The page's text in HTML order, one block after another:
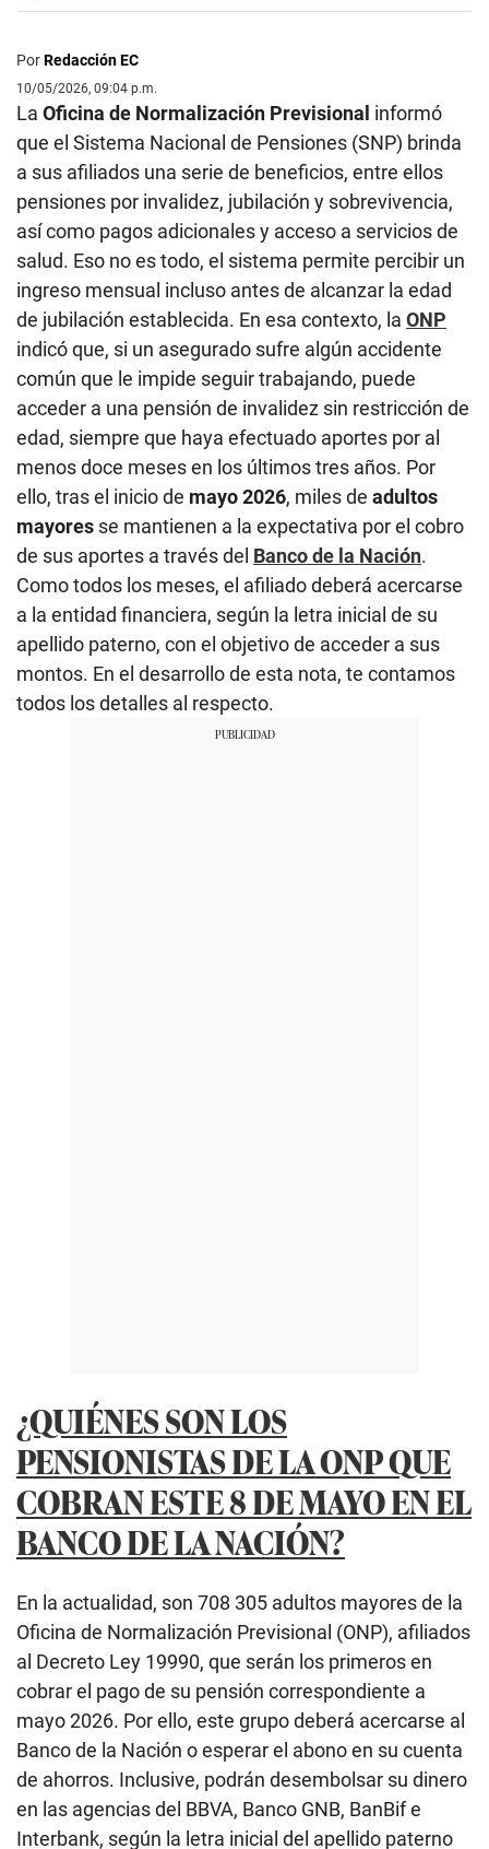
PorRedacción EC
10/05/2026, 09:04 p.m.
La Oficina de Normalización Previsional informó
que el Sistema Nacional de Pensiones (SNP) brinda
a sus afiliados una serie de beneficios, entre ellos
pensiones por invalidez, jubilación y sobrevivencia,
así como pagos adicionales y acceso a servicios de
salud. Eso no es todo, el sistema permite percibir un
ingreso mensual incluso antes de alcanzar la edad
de jubilación establecida. En esa contexto, la ONP
indicó que, si un asegurado sufre algún accidente
común que le impide seguir trabajando, puede
acceder a una pensión de invalidez sin restricción de
edad, siempre que haya efectuado aportes por al
menos doce meses en los últimos tres años. Por
ello, tras el inicio de mayo 2026, miles de adultos
mayores se mantienen a la expectativa por el cobro
de sus aportes a través del Banco de la Nación.
Como todos los meses, el afiliado deberá acercarse
a la entidad financiera, según la letra inicial de su
apellido paterno, con el objetivo de acceder a sus
montos. En el desarrollo de esta nota, te contamos
todos los detalles al respecto.
¿QUIÉNES SON LOS
PENSIONISTAS DE LA ONP QUE
COBRAN ESTE 8 DE MAYO EN EL
BANCO DE LA NACIÓN?
En la actualidad, son 708 305 adultos mayores de la
Oficina de Normalización Previsional (ONP), afiliados
al Decreto Ley 19990, que serán los primeros en
cobrar el pago de su pensión correspondiente a
mayo 2026. Por ello, este grupo deberá acercarse al
Banco de la Nación o esperar el abono en su cuenta
de ahorros. Inclusive, podrán desembolsar su dinero
en las agencias del BBVA, Banco GNB, BanBif e
Interbank, según la letra inicial del apellido paterno